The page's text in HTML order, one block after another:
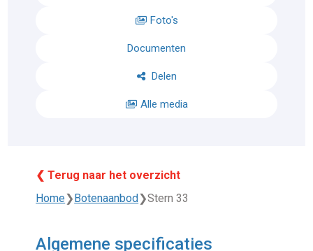
Foto's
Documenten
Delen
Alle media
❮ Terug naar het overzicht
Home❯ Botenaanbod ❯Stern 33
Algemene specificaties